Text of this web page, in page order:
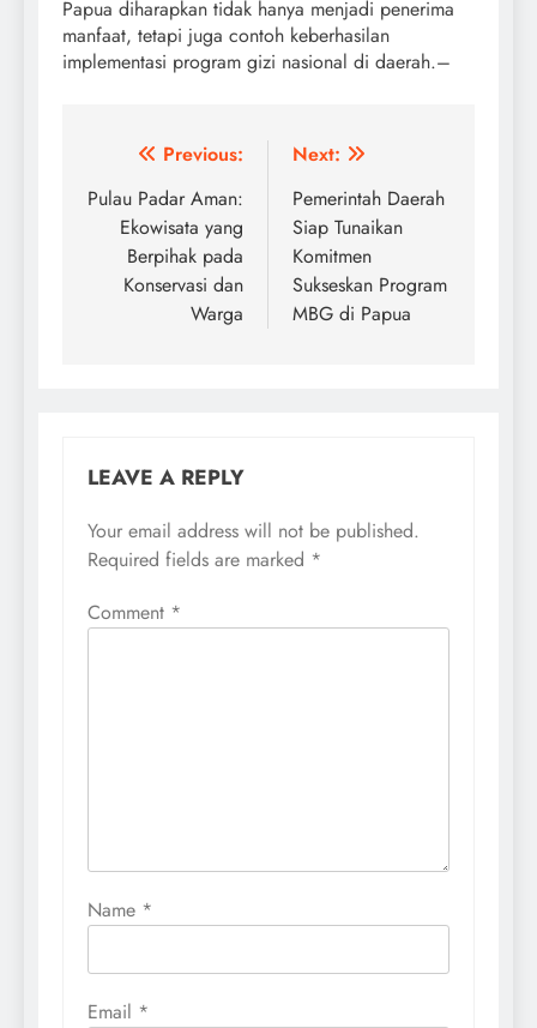
Papua diharapkan tidak hanya menjadi penerima
manfaat, tetapi juga contoh keberhasilan
implementasi program gizi nasional di daerah.–
Post
navigation
Previous:
Pulau Padar Aman:
Ekowisata yang
Berpihak pada
Konservasi dan
Warga
Next:
Pemerintah Daerah
Siap Tunaikan
Komitmen
Sukseskan Program
MBG di Papua
LEAVE A REPLY
Your email address will not be published.
Required fields are marked *
Comment *
Name *
Email *